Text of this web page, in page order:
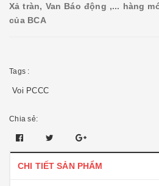
Xả tràn, Van Báo động ,... hàng
của BCA
Tags :
Voi PCCC
Chia sẻ:
CHI TIẾT SẢN PHẨM